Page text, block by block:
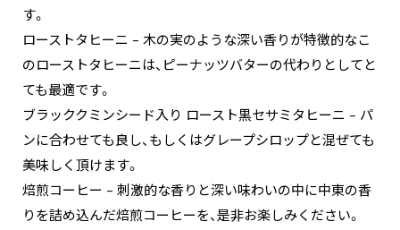
す。
ローストタヒーニ – 木の実のような深い香りが特徴的なこ
のローストタヒーニは、ピーナッツバターの代わりとしてと
ても最適です。
ブラッククミンシード入り ロースト黒セサミタヒーニ – パ
ンに合わせても良し、もしくはグレープシロップと混ぜても
美味しく頂けます。
焙煎コーヒー – 刺激的な香りと深い味わいの中に中東の香
りを詰め込んだ焙煎コーヒーを、是非お楽しみください。